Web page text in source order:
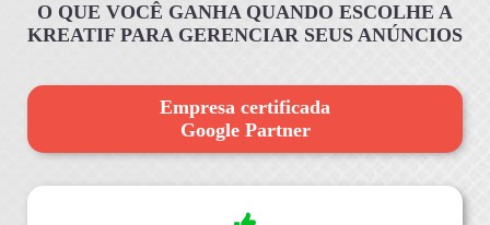
O QUE VOCÊ GANHA QUANDO ESCOLHE A
KREATIF PARA GERENCIAR SEUS ANÚNCIOS
Empresa certificada
Google Partner